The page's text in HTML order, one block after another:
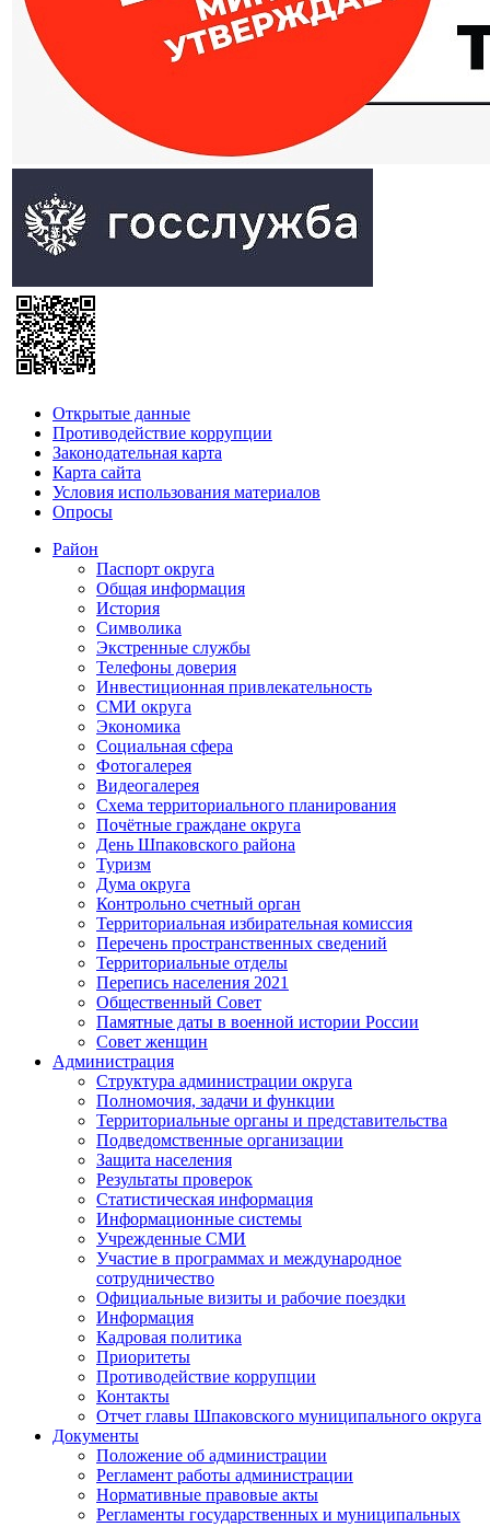
Открытые данные
Противодействие коррупции
Законодательная карта
Карта сайта
Условия использования материалов
Опросы
Район
Паспорт округа
Общая информация
История
Символика
Экстренные службы
Телефоны доверия
Инвестиционная привлекательность
СМИ округа
Экономика
Социальная сфера
Фотогалерея
Видеогалерея
Схема территориального планирования
Почётные граждане округа
День Шпаковского района
Туризм
Дума округа
Контрольно счетный орган
Территориальная избирательная комиссия
Перечень пространственных сведений
Территориальные отделы
Перепись населения 2021
Общественный Совет
Памятные даты в военной истории России
Совет женщин
Администрация
Структура администрации округа
Полномочия, задачи и функции
Территориальные органы и представительства
Подведомственные организации
Защита населения
Результаты проверок
Статистическая информация
Информационные системы
Учрежденные СМИ
Участие в программах и международное
сотрудничество
Официальные визиты и рабочие поездки
Информация
Кадровая политика
Приоритеты
Противодействие коррупции
Контакты
Отчет главы Шпаковского муниципального округа
Документы
Положение об администрации
Регламент работы администрации
Нормативные правовые акты
Регламенты государственных и муниципальных